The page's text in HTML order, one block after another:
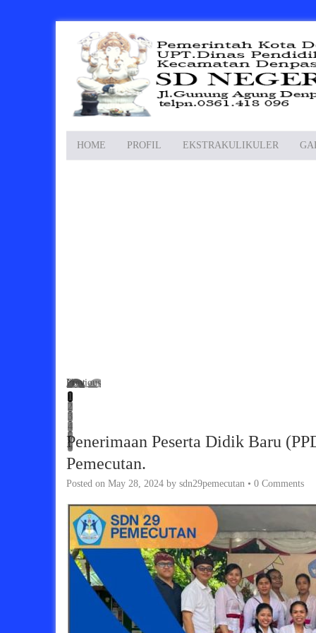
HOME PROFIL EKSTRAKULIKULER
1
2
3
4
5
6
Previous
Next
Penerimaan Peserta Didik Baru
Pemecutan.
Posted on May 28, 2024 by sdn29pemecutan • 0 Comments